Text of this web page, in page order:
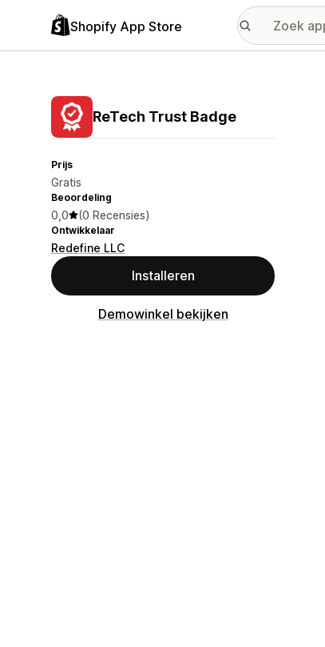
Shopify App Store
ReTech Trust Badge
Prijs
Gratis
Beoordeling
0,0 (0 Recensies)
Ontwikkelaar
Redefine LLC
Installeren
Demowinkel bekijken